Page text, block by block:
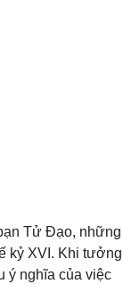
Tử Đạo, những
kỷ XVI. Khi tưởng
ý nghĩa của việc